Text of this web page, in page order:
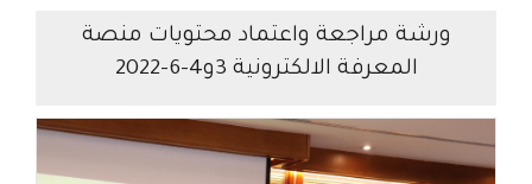
ورشة مراجعة واعتماد محتويات منصة
المعرفة الالكترونية 3و4-6-2022